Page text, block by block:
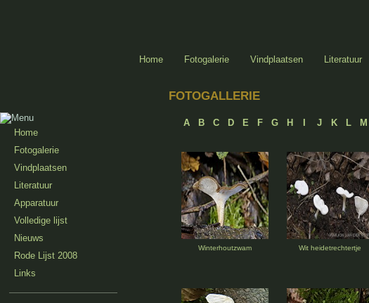
Home Fotogalerie Vindplaatsen Literatuur
Home
Fotogalerie
Vindplaatsen
Literatuur
Apparatuur
Volledige lijst
Nieuws
Rode Lijst 2008
Links
FOTOGALLERIE
A B C D E F G H J K L M
Winterhoutzwam Wit heidetrechtertje